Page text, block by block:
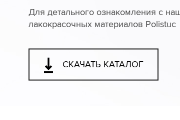
Для детального ознакомления с
лакокрасочных материалов
СКАЧАТЬ КАТАЛОГ